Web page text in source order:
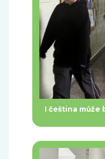
I čeština může